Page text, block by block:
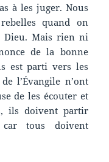
à les juger. Nous
quand on
Mais rien ni
de la bonne
est parti vers les
l’Évangile n’ont
de les écouter et
ils doivent partir
car tous doivent